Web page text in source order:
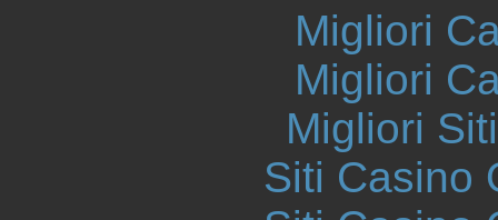
Migliori
Migliori
Migliori
Siti Casino